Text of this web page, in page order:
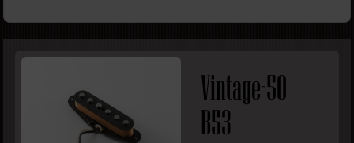
Vintage-50
B53